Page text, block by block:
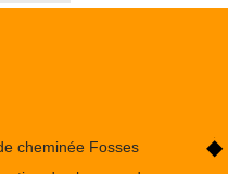
cheminée Fosses